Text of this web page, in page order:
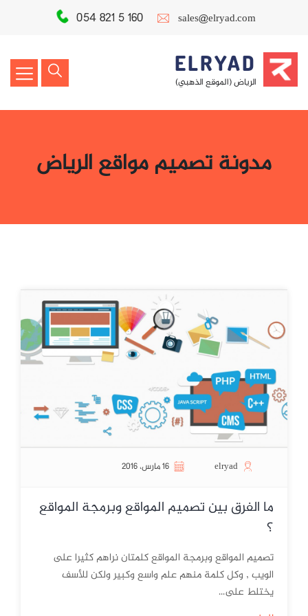
sales@elryad.com
054 821 5 160
ELRYAD
الرياض (الموقع الذهبي)
مدونة تصميم مواقع الرياض
elryad 16 مارس، 2016
ما الفرق بين تصميم المواقع وبرمجة المواقع
؟
تصميم المواقع وبرمجة المواقع كلمتان نراهم كثيرا على
الويب , وكل كلمة منهم علم واسع وكبير ولكن للأسف
يختلط على...